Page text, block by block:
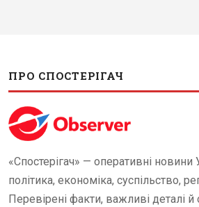
ПРО СПОСТЕРІГАЧ
«Спостерігач» — оперативні новини
політика, економіка, суспільство,
Перевірені факти, важливі деталі